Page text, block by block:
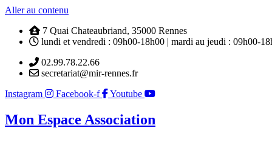
Aller au contenu
7 Quai Chateaubriand, 35000 Rennes
lundi et vendredi : 09h00-18h00 | mardi au jeudi : 09h00-
02.99.78.22.66
secretariat@mir-rennes.fr
Instagram
Facebook-f Youtube
Mon Espace Association